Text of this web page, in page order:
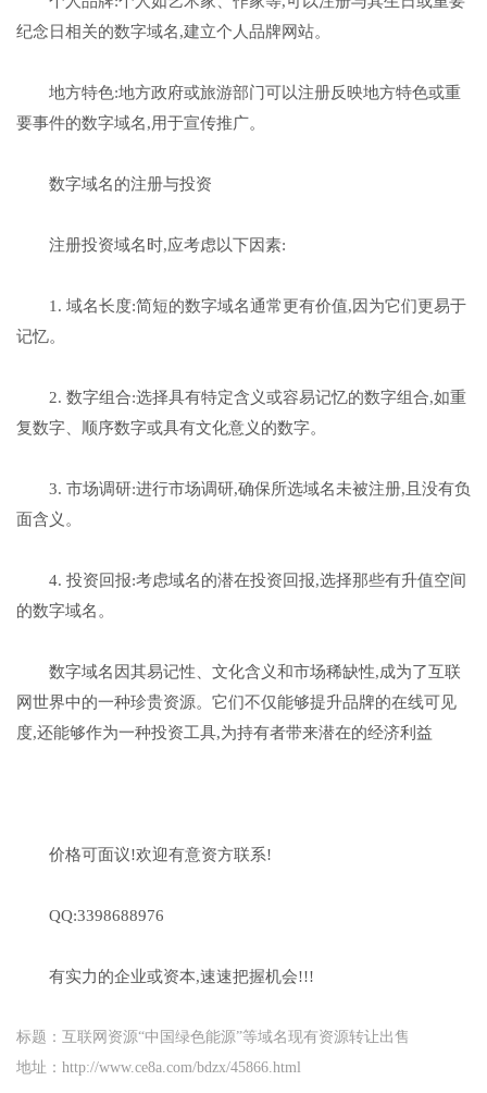
纪念日相关的数字域名,建立个人品牌网站。
地方特色:地方政府或旅游部门可以注册反映地方特色或重
要事件的数字域名,用于宣传推广。
数字域名的注册与投资
注册投资域名时,应考虑以下因素:
1. 域名长度:简短的数字域名通常更有价值,因为它们更易于
记忆。
2. 数字组合:选择具有特定含义或容易记忆的数字组合,如重
复数字、顺序数字或具有文化意义的数字。
3. 市场调研:进行市场调研,确保所选域名未被注册,且没有负
面含义。
4. 投资回报:考虑域名的潜在投资回报,选择那些有升值空间
的数字域名。
数字域名因其易记性、文化含义和市场稀缺性,成为了互联
网世界中的一种珍贵资源。它们不仅能够提升品牌的在线可见
度,还能够作为一种投资工具,为持有者带来潜在的经济利益
价格可面议!欢迎有意资方联系!
QQ:3398688976
有实力的企业或资本,速速把握机会!!!
标题：互联网资源“中国绿色能源”等域名现有资源转让出售
地址：http://www.ce8a.com/bdzx/45866.html